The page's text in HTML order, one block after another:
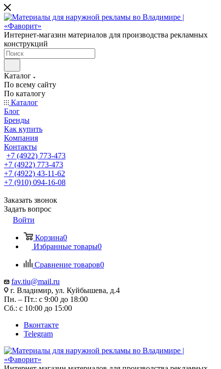
Интернет-магазин материалов для производства рекламных
конструкций
Каталог
По всему сайту
По каталогу
Каталог
Блог
Бренды
Как купить
Компания
Контакты
+7 (4922) 773-473
+7 (4922) 773-473
+7 (4922) 43-11-62
+7 (910) 094-16-08
Заказать звонок
Задать вопрос
Войти
Корзина0
Избранные товары0
Сравнение товаров0
fav.tiu@mail.ru
г. Владимир, ул. Куйбышева, д.4
Пн. – Пт.: с 9:00 до 18:00
Сб.: с 10:00 до 15:00
Вконтакте
Telegram